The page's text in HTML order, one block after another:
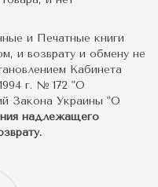
и Печатные книги
и возврату и обмену не
Кабинета
г. № 172 "О
Закона Украины "О
надлежащего